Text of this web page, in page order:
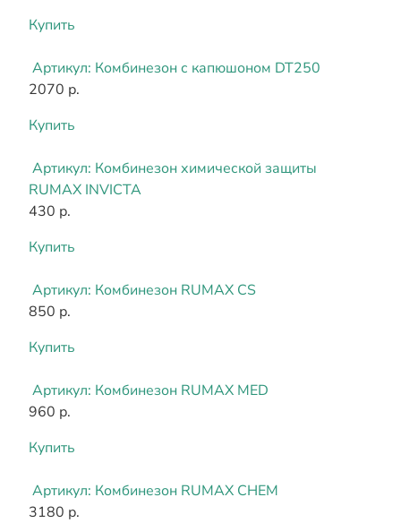
Купить
Артикул: Комбинезон с капюшоном DT250
2070 р.
Купить
Артикул: Комбинезон химической защиты
RUMAX INVICTA
430 р.
Купить
Артикул: Комбинезон RUMAX CS
850 р.
Купить
Артикул: Комбинезон RUMAX MED
960 р.
Купить
Артикул: Комбинезон RUMAX CHEM
3180 р.